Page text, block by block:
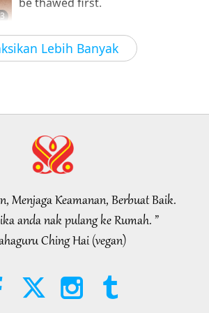
saves over 100 animals annually
2021-05-02 7119
Lebih Banyak
2026-08-09
Hilangkan Malapetaka
Planet Kita
Kuasa Kasih Sayang, Bahagian 2
Murid 2026-08-09
Asleep and Waiting for Lord Jesus
Will Know That He Is Already Here
Menjaga Keamanan, Berbuat Baik.
anda nak pulang ke Rumah. ”
Ching Hai (vegan)